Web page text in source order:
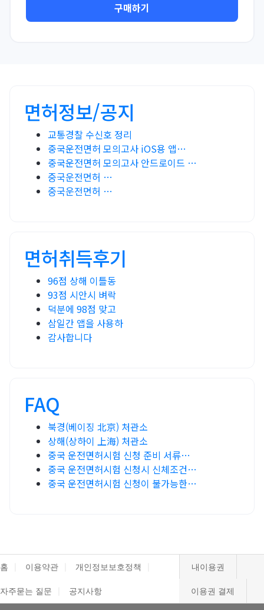
구매하기
면허정보/공지
교통경찰 수신호 정리
중국운전면허 모의고사 iOS용 앱…
중국운전면허 모의고사 안드로이드 …
중국운전면허 …
중국운전면허 …
면허취득후기
96점 상해 이틀동
93점 시안시 벼락
덕분에 98점 맞고
삼일간 앱을 사용하
감사합니다
FAQ
북경(베이징 北京) 처관소
상해(상하이 上海) 처관소
중국 운전면허시험 신청 준비 서류…
중국 운전면허시험 신청시 신체조건…
중국 운전면허시험 신청이 불가능한…
홈 이용약관 개인정보보호정책
자주묻는 질문 공지사항
내이용권
이용권 결제